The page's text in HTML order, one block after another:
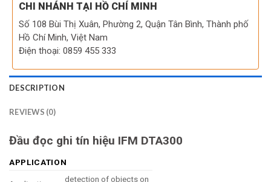
CHI NHÁNH TẠI HỒ CHÍ MINH
Số 108 Bùi Thị Xuân, Phường 2, Quận Tân Bình, Thành phố
Hồ Chí Minh, Việt Nam
Điện thoại: 0859 455 333
DESCRIPTION
REVIEWS (0)
Đầu đọc ghi tín hiệu IFM DTA300
APPLICATION
detection of objects on